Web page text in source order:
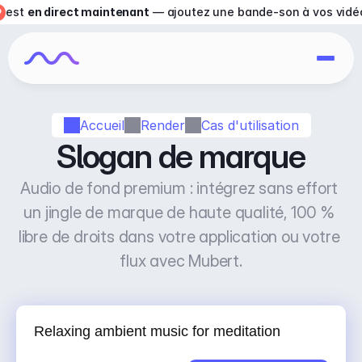
Accueil Render Cas d'utilisation
Slogan de marque
Audio de fond premium : intégrez sans effort
un jingle de marque de haute qualité, 100 %
libre de droits dans votre application ou votre
flux avec Mubert.
est en direct maintenant — ajoutez une bande-son à vos